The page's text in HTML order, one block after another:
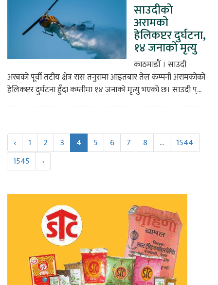
साउदीको
अरामको
हेलिकप्टर दुर्घटना,
१४ जनाको मृत्यु
काठमाडौं । साउदी
अरबको पूर्वी तटीय क्षेत्र रास तनुरामा आइतबार तेल कम्पनी अरामकोको
हेलिकप्टर दुर्घटना हुँदा कम्तीमा १४ जनाको मृत्यु भएको छ। साउदी प्...
‹ 1 2 3 4 5 6 7 8 ...
1544
1545
›